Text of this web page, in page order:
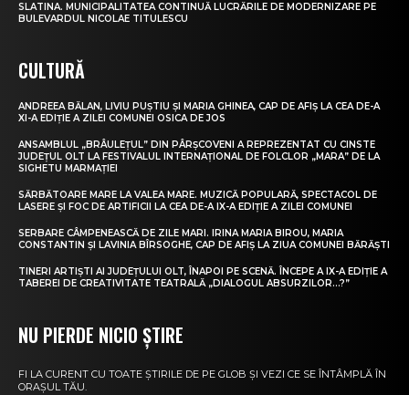
SLATINA. MUNICIPALITATEA CONTINUĂ LUCRĂRILE DE MODERNIZARE PE
BULEVARDUL NICOLAE TITULESCU
CULTURĂ
ANDREEA BĂLAN, LIVIU PUȘTIU ȘI MARIA GHINEA, CAP DE AFIȘ LA CEA DE-A
XI-A EDIȚIE A ZILEI COMUNEI OSICA DE JOS
ANSAMBLUL „BRÂULEȚUL” DIN PÂRȘCOVENI A REPREZENTAT CU CINSTE
JUDEȚUL OLT LA FESTIVALUL INTERNAȚIONAL DE FOLCLOR „MARA” DE LA
SIGHETU MARMAȚIEI
SĂRBĂTOARE MARE LA VALEA MARE. MUZICĂ POPULARĂ, SPECTACOL DE
LASERE ȘI FOC DE ARTIFICII LA CEA DE-A IX-A EDIȚIE A ZILEI COMUNEI
SERBARE CÂMPENEASCĂ DE ZILE MARI. IRINA MARIA BIROU, MARIA
CONSTANTIN ȘI LAVINIA BÎRSOGHE, CAP DE AFIȘ LA ZIUA COMUNEI BĂRĂȘTI
TINERI ARTIȘTI AI JUDEȚULUI OLT, ÎNAPOI PE SCENĂ. ÎNCEPE A IX-A EDIȚIE A
TABEREI DE CREATIVITATE TEATRALĂ „DIALOGUL ABSURZILOR…?”
NU PIERDE NICIO ȘTIRE
FI LA CURENT CU TOATE ȘTIRILE DE PE GLOB ȘI VEZI CE SE ÎNTÂMPLĂ ÎN
ORAȘUL TĂU.